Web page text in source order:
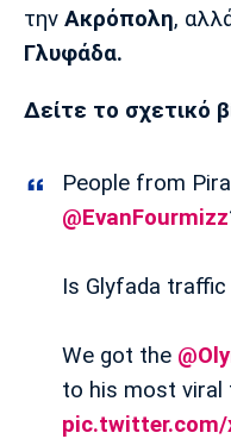
Ίντερ
Μπορούσια
Ντόρτμουντ
την Ακρόπολη,
Γλυφάδα.
Δείτε το σχετικό
People from
@EvanFourmizz
Is Glyfada
We got the
to his most viral
pic.twitter.com/